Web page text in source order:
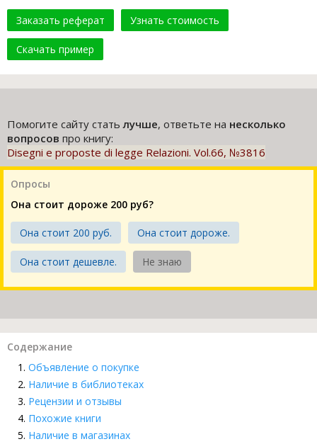
Заказать реферат Узнать стоимость
Скачать пример
Помогите сайту статьлучше, ответьте на несколько
вопросов про книгу:
Disegni e proposte di legge Relazioni. Vol.66, №3816
Опросы
Она стоит дороже 200 руб?
Она стоит 200 руб. Она стоит дороже.
Она стоит дешевле. Не знаю
Содержание
Объявление о покупке
Наличие в библиотеках
Рецензии и отзывы
Похожие книги
Наличие в магазинах